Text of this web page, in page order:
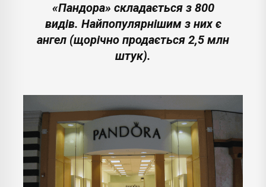
«Пандора» складається з 800
видів. Найпопулярнішим з них є
ангел (щорічно продається 2,5 млн
штук).